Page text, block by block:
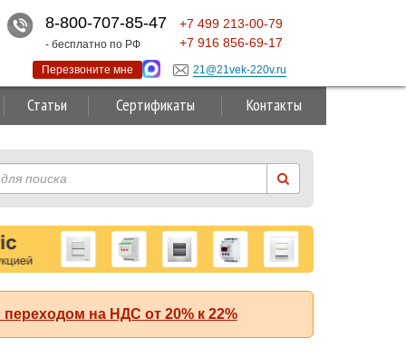
Статьи Сертификаты Контакты
на НДС от 20% к 22%
8-800-707-85-47
- бесплатно по РФ
+7 499 213-00-79
+7 916 856-69-17
Перезвоните мне 21@21vek-220v.ru